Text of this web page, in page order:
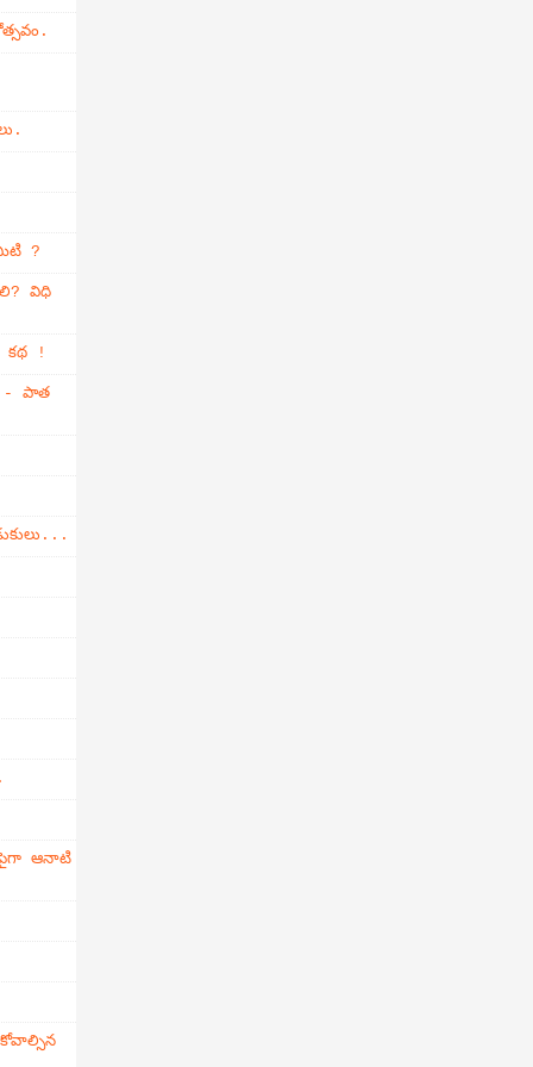
?
విధి
కథ !
- పాత
పైగా ఆనాటి